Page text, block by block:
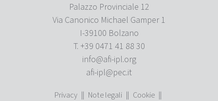
Palazzo Provinciale 12
Via Canonico Michael Gamper 1
I-39100 Bolzano
T. +39 0471 41 88 30
info@afi-ipl.org
afi-ipl@pec.it
Privacy || Note legali || Cookie ||